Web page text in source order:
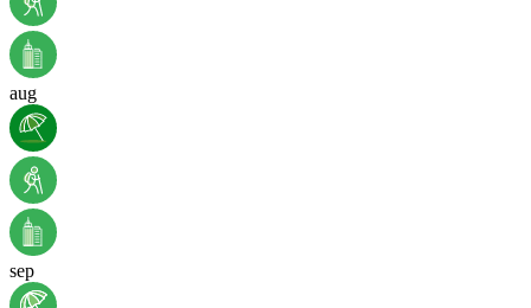
aug
sep